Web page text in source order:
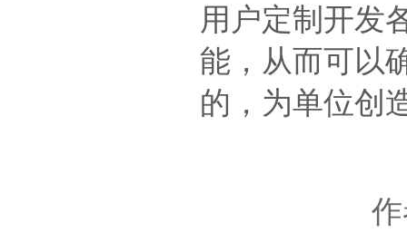
用户定制开发
能，从而可以
的，为单位创